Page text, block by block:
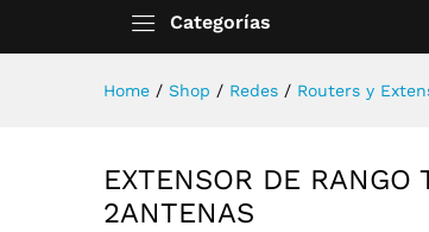
Categorías
Home / Shop / Redes / Routers y
EXTENSOR DE
2ANTENAS